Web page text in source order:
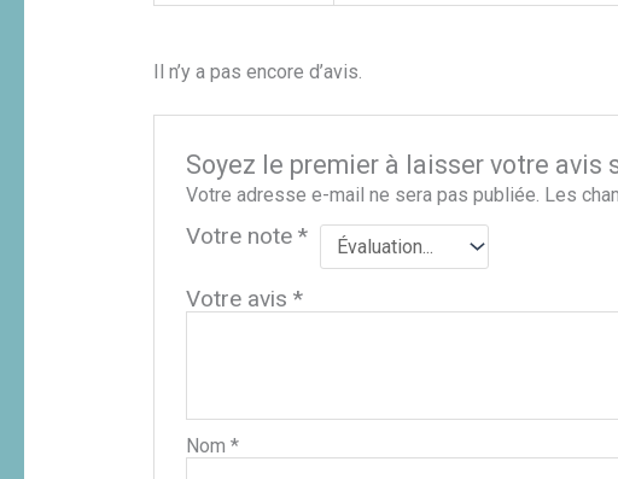
Il n’y a pas encore d’avis.
Soyez le premier à laisser votre avis
Votre adresse e-mail ne sera pas publiée. Les
Votre note*
Votre avis*
Nom*